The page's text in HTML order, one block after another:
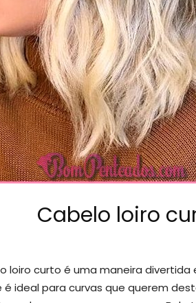
Cabelo loiro
loiro curto é uma maneira
é ideal para curvas que querem